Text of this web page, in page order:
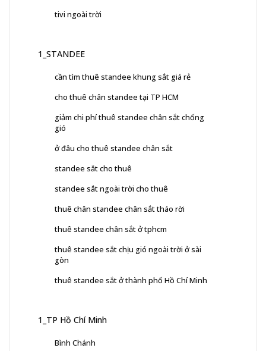
tivi ngoài trời
1_STANDEE
cần tìm thuê standee khung sắt giá rẻ
cho thuê chân standee tại TP HCM
giảm chi phí thuê standee chân sắt chống
gió
ở đâu cho thuê standee chân sắt
standee sắt cho thuê
standee sắt ngoài trời cho thuê
thuê chân standee chân sắt tháo rời
thuê standee chân sắt ở tphcm
thuê standee sắt chịu gió ngoài trời ở sài
gòn
thuê standee sắt ở thành phố Hồ Chí Minh
1_TP Hồ Chí Minh
Bình Chánh